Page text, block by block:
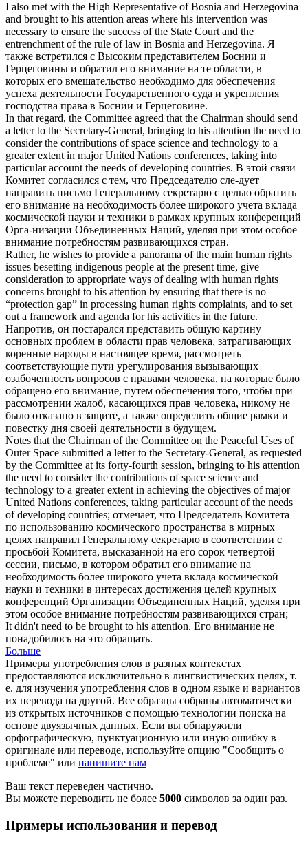
I also met with the High Representative of Bosnia and Herzegovina
and brought to his attention areas where his intervention was
necessary to ensure the success of the State Court and the
entrenchment of the rule of law in Bosnia and Herzegovina. Я
также встретился с Высоким представителем Боснии и
Герцеговины и обратил его внимание на те области, в
которых его вмешательство необходимо для обеспечения
успеха деятельности Государственного суда и укрепления
господства права в Боснии и Герцеговине.
In that regard, the Committee agreed that the Chairman should send
a letter to the Secretary-General, bringing to his attention the need to
consider the contributions of space science and technology to a
greater extent in major United Nations conferences, taking into
particular account the needs of developing countries. В этой связи
Комитет согласился с тем, что Председателю сле-дует
направить письмо Генеральному секретарю с целью обратить
его внимание на необходимость более широкого учета вклада
космической науки и техники в рамках крупных конференций
Орга-низации Объединенных Наций, уделяя при этом особое
внимание потребностям развивающихся стран.
Rather, he wishes to provide a panorama of the main human rights
issues besetting indigenous people at the present time, give
consideration to appropriate ways of dealing with human rights
concerns brought to his attention by ensuring that there is no
“protection gap” in processing human rights complaints, and to set
out a framework and agenda for his activities in the future.
Напротив, он постарался представить общую картину
основных проблем в области прав человека, затрагивающих
коренные народы в настоящее время, рассмотреть
соответствующие пути урегулирования вызывающих
озабоченность вопросов с правами человека, на которые было
обращено его внимание, путем обеспечения того, чтобы при
рассмотрении жалоб, касающихся прав человека, никому не
было отказано в защите, а также определить общие рамки и
повестку дня своей деятельности в будущем.
Notes that the Chairman of the Committee on the Peaceful Uses of
Outer Space submitted a letter to the Secretary-General, as requested
by the Committee at its forty-fourth session, bringing to his attention
the need to consider the contributions of space science and
technology to a greater extent in achieving the objectives of major
United Nations conferences, taking particular account of the needs
of developing countries; отмечает, что Председатель Комитета
по использованию космического пространства в мирных
целях направил Генеральному секретарю в соответствии с
просьбой Комитета, высказанной на его сорок четвертой
сессии, письмо, в котором обратил его внимание на
необходимость более широкого учета вклада космической
науки и техники в интересах достижения целей крупных
конференций Организации Объединенных Наций, уделяя при
этом особое внимание потребностям развивающихся стран;
It didn't need to be brought to his attention. Его внимание не
понадобилось на это обращать.
Больше
Примеры употребления слов в разных контекстах
предоставляются исключительно в лингвистических целях, т.
е. для изучения употребления слов в одном языке и вариантов
их перевода на другой. Все образцы собраны автоматически
из открытых источников с помощью технологии поиска на
основе двуязычных данных. Если вы обнаружили
орфографическую, пунктуационную или иную ошибку в
оригинале или переводе, используйте опцию "Сообщить о
проблеме" или напишите нам
Ваш текст переведен частично.
Вы можете переводить не более 5000 символов за один раз.
Примеры использования и перевод